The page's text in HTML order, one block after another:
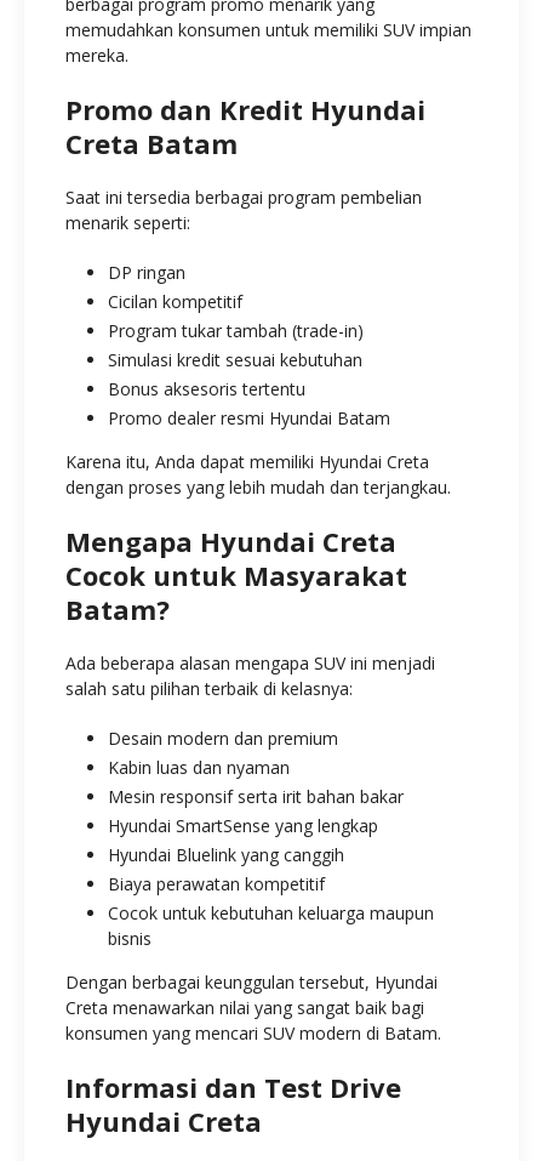
memudahkan konsumen untuk memiliki SUV impian
mereka.
Promo dan Kredit Hyundai
Creta Batam
Saat ini tersedia berbagai program pembelian
menarik seperti:
DP ringan
Cicilan kompetitif
Program tukar tambah (trade-in)
Simulasi kredit sesuai kebutuhan
Bonus aksesoris tertentu
Promo dealer resmi Hyundai Batam
Karena itu, Anda dapat memiliki Hyundai Creta
dengan proses yang lebih mudah dan terjangkau.
Mengapa Hyundai Creta
Cocok untuk Masyarakat
Batam?
Ada beberapa alasan mengapa SUV ini menjadi
salah satu pilihan terbaik di kelasnya:
Desain modern dan premium
Kabin luas dan nyaman
Mesin responsif serta irit bahan bakar
Hyundai SmartSense yang lengkap
Hyundai Bluelink yang canggih
Biaya perawatan kompetitif
Cocok untuk kebutuhan keluarga maupun
bisnis
Dengan berbagai keunggulan tersebut, Hyundai
Creta menawarkan nilai yang sangat baik bagi
konsumen yang mencari SUV modern di Batam.
Informasi dan Test Drive
Hyundai Creta